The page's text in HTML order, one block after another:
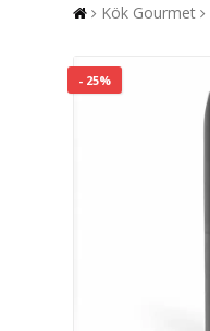
Kök Gourmet
- 25%